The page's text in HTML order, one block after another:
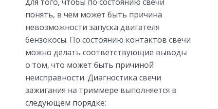
понять, в чем может быть причина
невозможности запуска двигателя
бензокосы. По состоянию контактов свечи
можно делать соответствующие выводы
о том, что может быть причиной
неисправности. Диагностика свечи
зажигания на триммере выполняется в
следующем порядке: